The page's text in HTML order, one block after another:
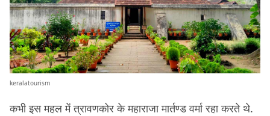
keralatourism
कभी इस महल में त्रावणकोर के महाराजा मार्तण्ड वर्मा रहा करते थे.